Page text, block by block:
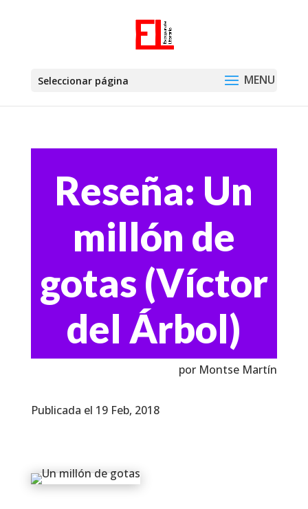
Seleccionar página
Reseña: Un
millón de
gotas (Víctor
del Árbol)
por Montse Martín
Publicada el 19 Feb, 2018